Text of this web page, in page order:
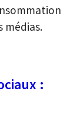
médias.
: